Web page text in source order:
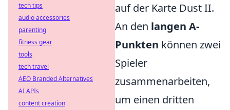
auf der Karte Dust II.
An den langen A-
Punkten können zwei
Spieler
zusammenarbeiten,
um einen dritten
tech tips
audio accessories
parenting
fitness gear
tools
tech travel
AEO Branded Alternatives
AI APIs
content creation